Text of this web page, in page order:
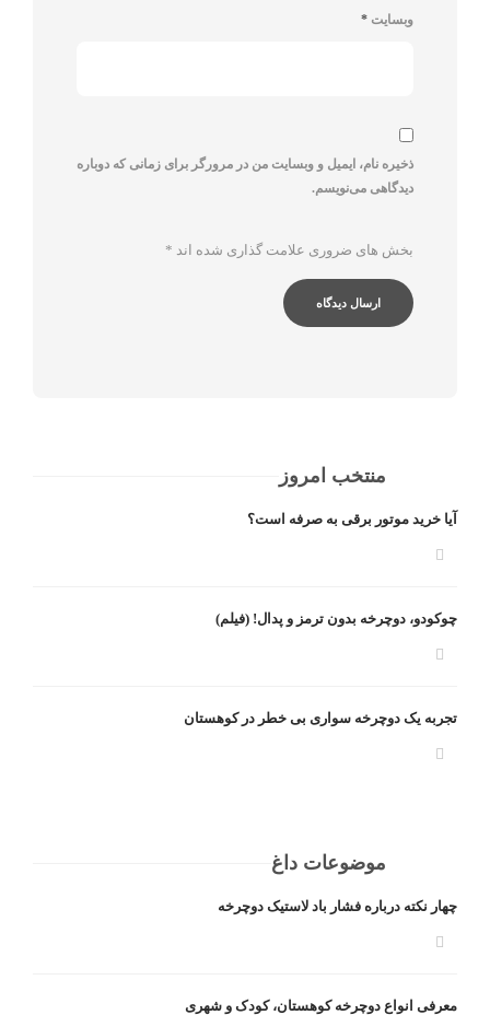
وبسایت *
ذخیره نام، ایمیل و وبسایت من در مرورگر برای زمانی که دوباره
دیدگاهی می‌نویسم.
بخش های ضروری علامت گذاری شده اند *
منتخب امروز
آیا خرید موتور برقی به صرفه است؟
چوکودو، دوچرخه بدون ترمز و پدال! (فیلم)
تجربه یک دوچرخه سواری بی خطر در کوهستان
موضوعات داغ
چهار نکته درباره فشار باد لاستیک دوچرخه
معرفی انواع دوچرخه کوهستان، کودک و شهری